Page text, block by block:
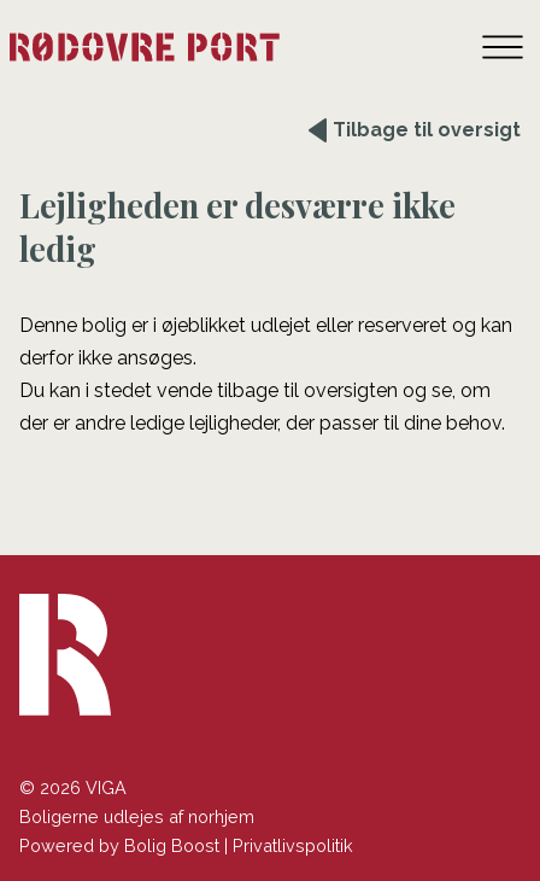
Tilbage til oversigt
Lejligheden er desværre ikke
ledig
Denne bolig er i øjeblikket udlejet eller reserveret og kan
derfor ikke ansøges.
Du kan i stedet vende tilbage til oversigten og se, om
der er andre ledige lejligheder, der passer til dine behov.
© 2026 VIGA
Boligerne udlejes af norhjem
Powered by Bolig Boost | Privatlivspolitik